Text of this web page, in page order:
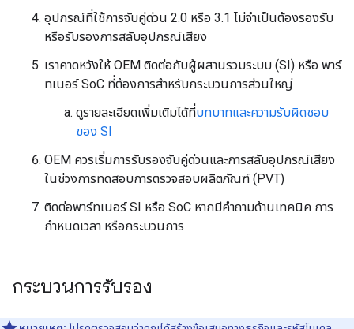
อุปกรณ์ที่ใช้การจับคู่ด่วน 2.0 หรือ 3.1 ไม่จำเป็นต้องรองรับ
หรือรับรองการสลับอุปกรณ์เสียง
เราคาดหวังให้ OEM ติดต่อกับผู้ผสานรวมระบบ (SI) หรือ พาร์
ทเนอร์ SoC ที่ต้องการสำหรับกระบวนการส่วนใหญ่
ดูรายละเอียดเพิ่มเติมได้ที่บทบาทและความรับผิดชอบ
ของ SI
OEM ควรเริ่มการรับรองจับคู่ด่วนและการสลับอุปกรณ์เสียง
ในช่วงการทดสอบการตรวจสอบผลิตภัณฑ์ (PVT)
ติดต่อพาร์ทเนอร์ SI หรือ SoC หากมีคำถามด้านเทคนิค การ
กำหนดเวลา หรือกระบวนการ
กระบวนการรับรอง